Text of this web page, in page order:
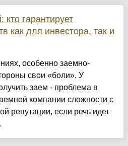
гарантирует
как для инвестора, так и
особенно заемно-
свои «боли». У
заем - проблема в
компании сложности с
репутации, если речь идет